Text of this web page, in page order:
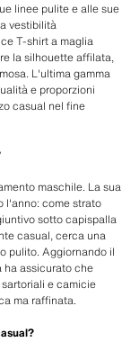
linee pulite e alle sue
vestibilità
T-shirt a maglia
la silhouette affilata,
L'ultima gamma
e proporzioni
casual nel fine
maschile. La sua
l'anno: come strato
sotto capispalla
casual, cerca una
pulito. Aggiornando il
assicurato che
e camicie
ma raffinata.